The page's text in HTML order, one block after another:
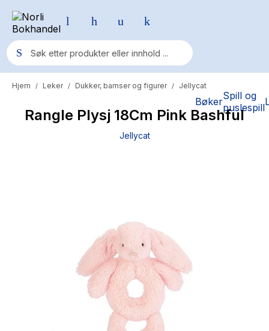
BøkerSpill og
puslespill
Populære søk
Pokemon
Hypopressiv trening
The Housemaid
Hjem / Leker / Dukker, bamser og figurer / Jellycat
Rangle Plysj 18Cm Pink Bashful
Jellycat